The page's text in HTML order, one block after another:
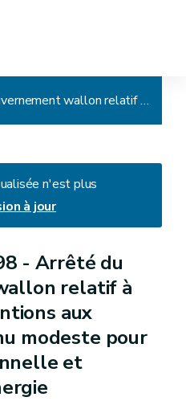
Arrêté du Gouvernement wallon relatif à l'octroi de subventions aux ménages à revenu modeste pour l'utilisation rationnelle et efficiente de l'énergie
n'est plus
à jour
- Arrêté du
relatif à
aux
modeste pour
et